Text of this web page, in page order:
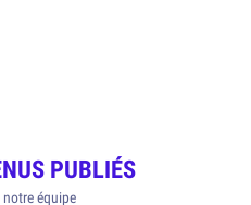
PUBLIÉS
équipe